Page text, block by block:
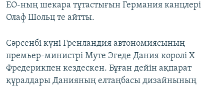
ЕО-ның шекара тұтастығын Германия канцлері
Олаф Шольц те айтты.
Сәрсенбі күні Гренландия автономиясының
премьер-министрі Муте Эгеде Дания королі X
Фредерикпен кездескен. Бұған дейін ақпарат
құралдары Данияның елтаңбасы дизайнының